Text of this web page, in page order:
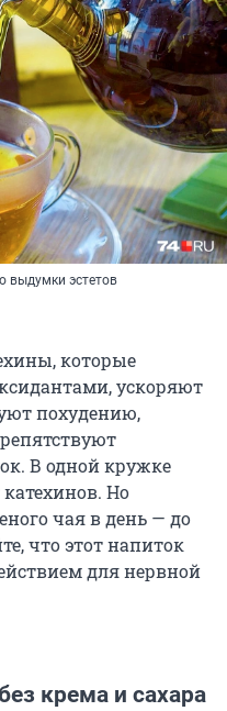
выдумки эстетов
которые
ускоряют
похудению,
В одной кружке
катехинов. Но
чая в день — до
что этот напиток
для нервной
крема и сахара